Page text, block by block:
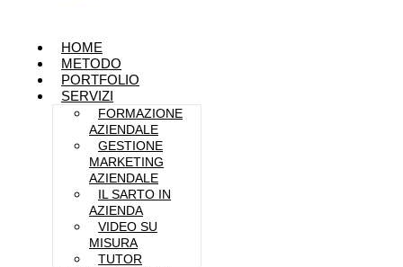
HOME
METODO
PORTFOLIO
SERVIZI
FORMAZIONE
AZIENDALE
GESTIONE
MARKETING
AZIENDALE
IL SARTO IN
AZIENDA
VIDEO SU
MISURA
TUTOR